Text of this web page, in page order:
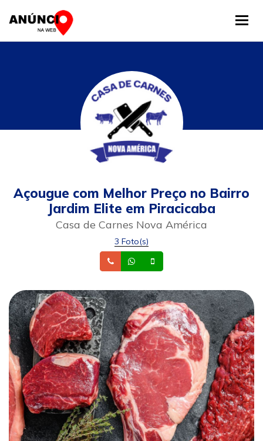
Açougue com Melhor Preço no Bairro
Jardim Elite em Piracicaba
Casa de Carnes Nova América
3 Foto(s)
TelefoneWhatsapp